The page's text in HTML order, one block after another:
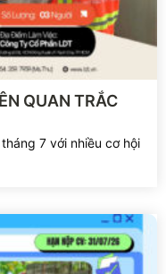
QUAN TRẮC
7 với nhiều cơ hội